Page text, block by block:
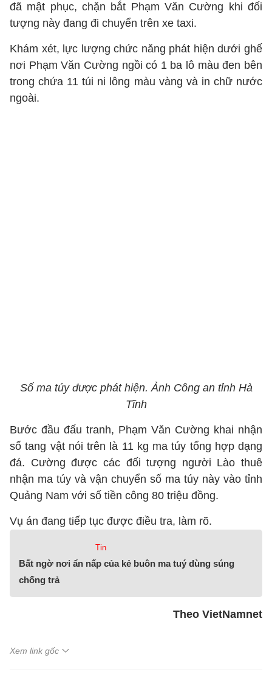
đã mật phục, chặn bắt Phạm Văn Cường khi đối
tượng này đang đi chuyển trên xe taxi.
Khám xét, lực lượng chức năng phát hiện dưới ghế
nơi Phạm Văn Cường ngồi có 1 ba lô màu đen bên
trong chứa 11 túi ni lông màu vàng và in chữ nước
ngoài.
Số ma túy được phát hiện. Ảnh Công an tỉnh Hà
Tĩnh
Bước đầu đấu tranh, Phạm Văn Cường khai nhận
số tang vật nói trên là 11 kg ma túy tổng hợp dạng
đá. Cường được các đối tượng người Lào thuê
nhận ma túy và vận chuyển số ma túy này vào tỉnh
Quảng Nam với số tiền công 80 triệu đồng.
Vụ án đang tiếp tục được điều tra, làm rõ.
Tin
Bất ngờ nơi ẩn nấp của kẻ buôn ma tuý dùng súng
chống trả
Theo VietNamnet
Xem link gốc